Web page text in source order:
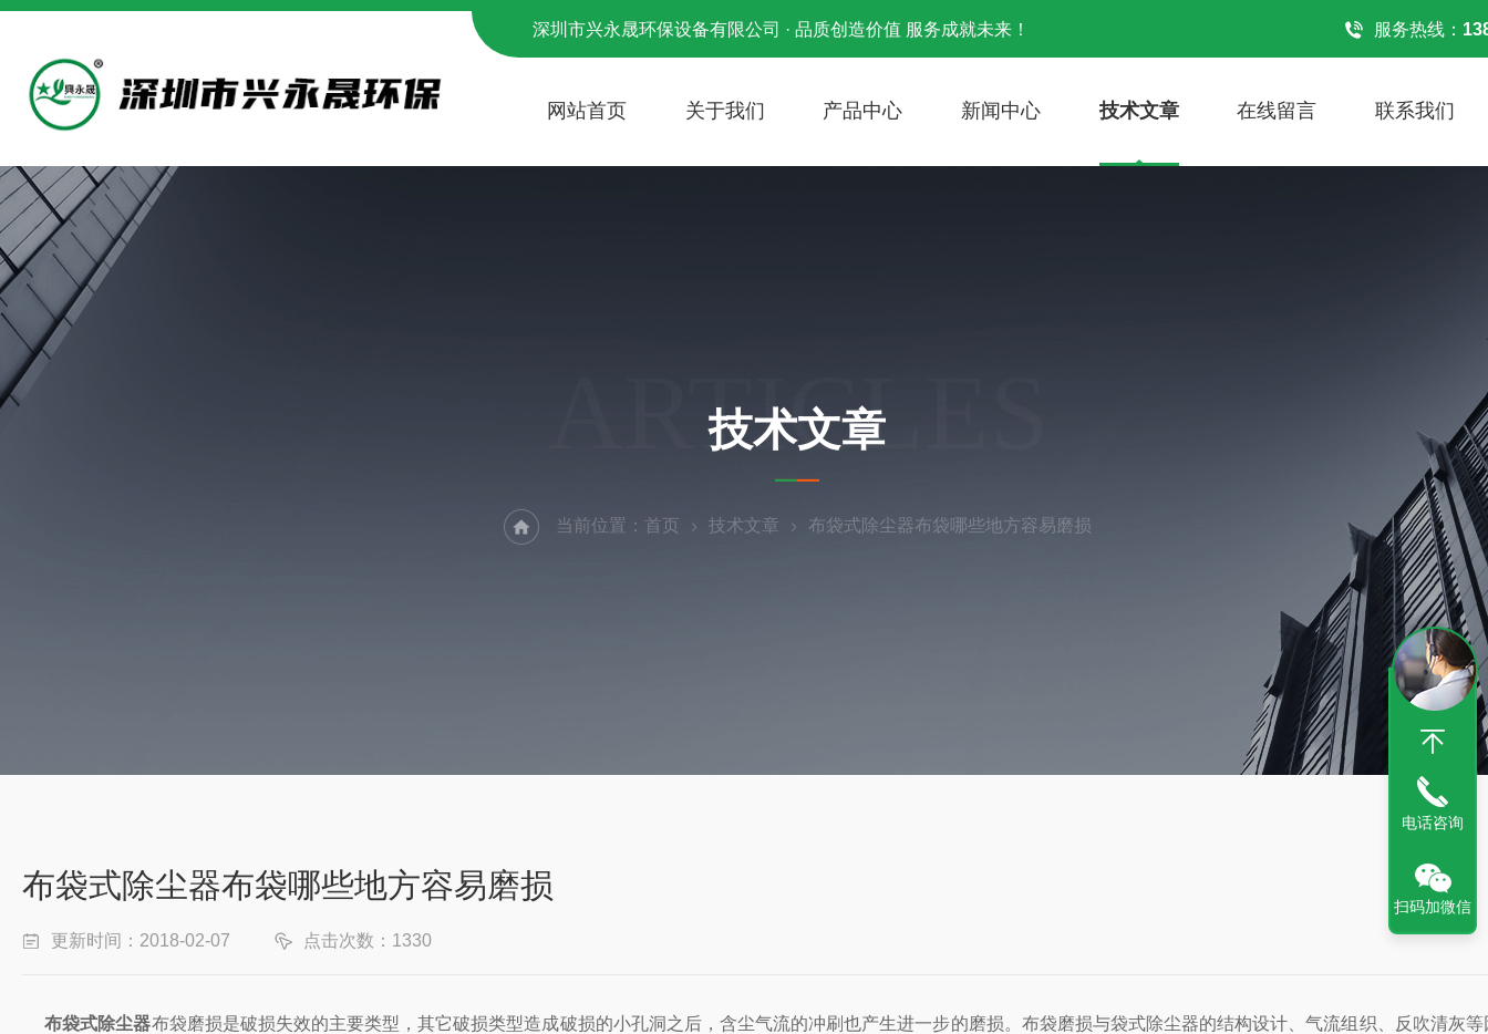
深圳市兴永晟环保设备有限公司 · 品质创造价值 服务成就未来！ 服务热线：
网站首页 关于我们 产品中心 新闻中心 技术文章 在线留言 联系我们
ARTICLES
技术文章
当前位置： 首页 技术文章 布袋式除尘器布袋哪些地方容易磨损
布袋式除尘器布袋哪些地方容易磨损
更新时间：2018-02-07 点击次数：1330
布袋式除尘器布袋磨损是破损失效的主要类型，其它破损类型造成破损的小孔洞之后，含尘气流的冲刷也产生进一步的磨损。布袋磨损与袋式除尘器的结构设计、气流组织、反吹清灰
电话咨询
扫码加微信